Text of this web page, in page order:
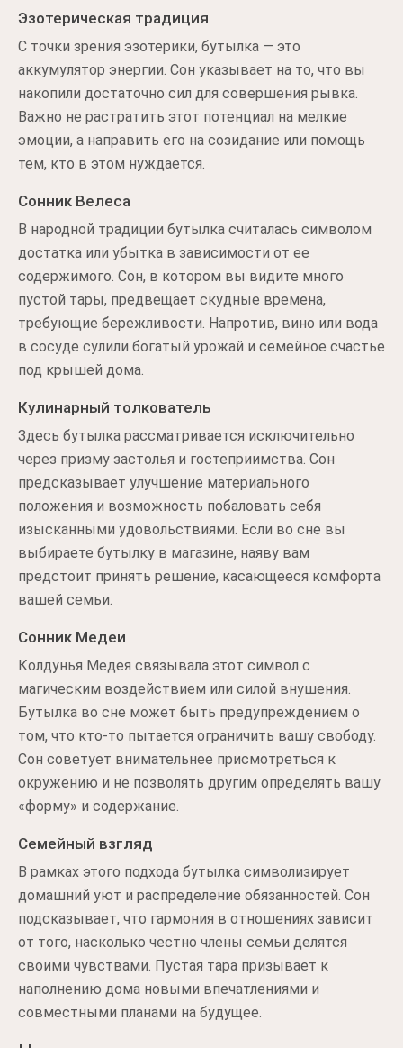
Эзотерическая традиция
С точки зрения эзотерики, бутылка — это
аккумулятор энергии. Сон указывает на то, что вы
накопили достаточно сил для совершения рывка.
Важно не растратить этот потенциал на мелкие
эмоции, а направить его на созидание или помощь
тем, кто в этом нуждается.
Сонник Велеса
В народной традиции бутылка считалась символом
достатка или убытка в зависимости от ее
содержимого. Сон, в котором вы видите много
пустой тары, предвещает скудные времена,
требующие бережливости. Напротив, вино или вода
в сосуде сулили богатый урожай и семейное счастье
под крышей дома.
Кулинарный толкователь
Здесь бутылка рассматривается исключительно
через призму застолья и гостеприимства. Сон
предсказывает улучшение материального
положения и возможность побаловать себя
изысканными удовольствиями. Если во сне вы
выбираете бутылку в магазине, наяву вам
предстоит принять решение, касающееся комфорта
вашей семьи.
Сонник Медеи
Колдунья Медея связывала этот символ с
магическим воздействием или силой внушения.
Бутылка во сне может быть предупреждением о
том, что кто-то пытается ограничить вашу свободу.
Сон советует внимательнее присмотреться к
окружению и не позволять другим определять вашу
«форму» и содержание.
Семейный взгляд
В рамках этого подхода бутылка символизирует
домашний уют и распределение обязанностей. Сон
подсказывает, что гармония в отношениях зависит
от того, насколько честно члены семьи делятся
своими чувствами. Пустая тара призывает к
наполнению дома новыми впечатлениями и
совместными планами на будущее.